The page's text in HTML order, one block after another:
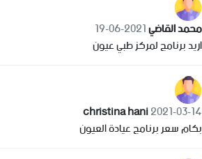
محمد القاضي2021-06-19
اريد برنامج لمركز طبي عيون
christina hani2021-03-14
بكام سعر برنامج عيادة العيون